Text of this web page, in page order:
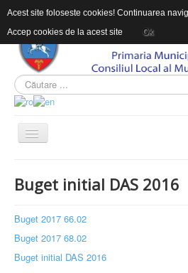
DESPRE DAS
INFORMAŢII DE INTERES PUBLIC
CONTACT
INTEGRITATEA INSTITUTIONALA
Buget initial DAS 2016
Buget 2017 66.02
Buget 2017 68.02
Buget initial DAS 2016
Acest site foloseste cookies! Continuarea
Accep cookies de la acest site
Ok